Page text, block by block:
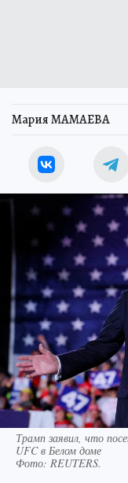
Мария МАМАЕВА
Трамп заявил, что
UFC в Белом доме
Фото: REUTERS.